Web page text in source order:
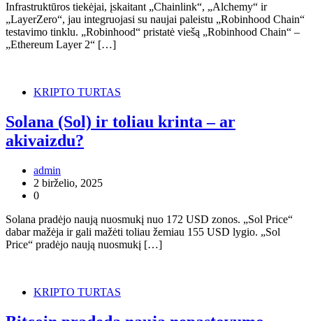
Infrastruktūros tiekėjai, įskaitant „Chainlink“, „Alchemy“ ir
„LayerZero“, jau integruojasi su naujai paleistu „Robinhood Chain“
testavimo tinklu. „Robinhood“ pristatė viešą „Robinhood Chain“ –
„Ethereum Layer 2“ […]
KRIPTO TURTAS
Solana (Sol) ir toliau krinta – ar
akivaizdu?
admin
2 birželio, 2025
0
Solana pradėjo naują nuosmukį nuo 172 USD zonos. „Sol Price“
dabar mažėja ir gali mažėti toliau žemiau 155 USD lygio. „Sol
Price“ pradėjo naują nuosmukį […]
KRIPTO TURTAS